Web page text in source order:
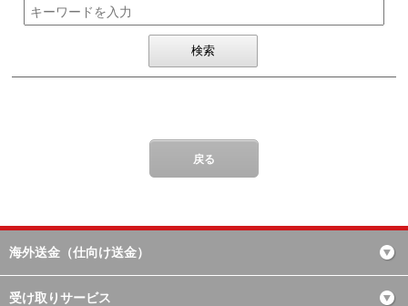
海外送金（仕向け送金）
受け取りサービス